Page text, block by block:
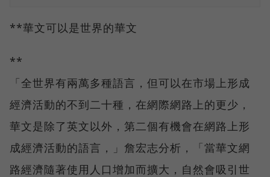
**華文可以是世界的華文
**
「全世界有兩萬多種語言，但可以在市場上形成
經濟活動的不到二十種，在網際網路上的更少，
華文是除了英文以外，第二個有機會在網路上形
成經濟活動的語言，」詹宏志分析，「當華文網
路經濟隨著使用人口增加而擴大，自然會吸引世